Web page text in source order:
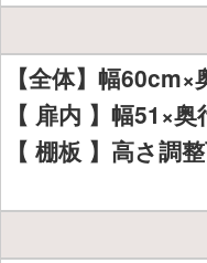
【全体】幅
【 扉内 】幅51×
【 棚板 】高さ